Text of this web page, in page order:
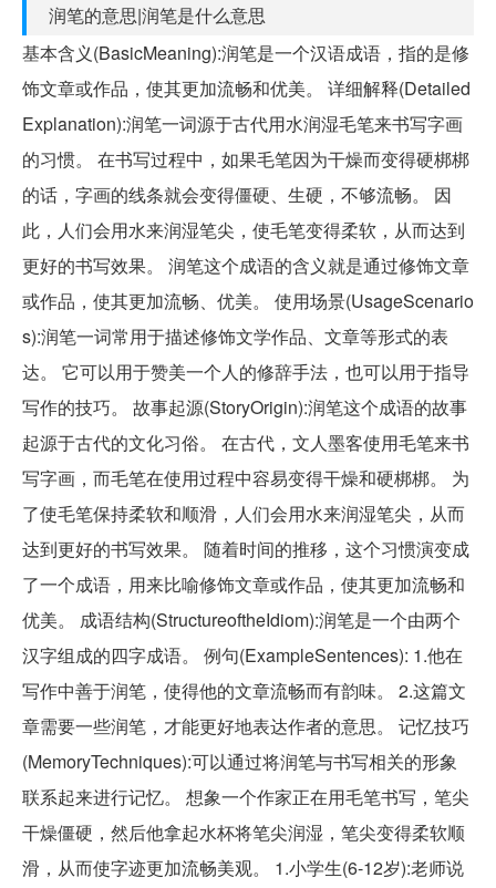
润笔的意思|润笔是什么意思
基本含义(BasicMeaning):润笔是一个汉语成语，指的是修
饰文章或作品，使其更加流畅和优美。 详细解释(Detailed
Explanation):润笔一词源于古代用水润湿毛笔来书写字画
的习惯。 在书写过程中，如果毛笔因为干燥而变得硬梆梆
的话，字画的线条就会变得僵硬、生硬，不够流畅。 因
此，人们会用水来润湿笔尖，使毛笔变得柔软，从而达到
更好的书写效果。 润笔这个成语的含义就是通过修饰文章
或作品，使其更加流畅、优美。 使用场景(UsageScenario
s):润笔一词常用于描述修饰文学作品、文章等形式的表
达。 它可以用于赞美一个人的修辞手法，也可以用于指导
写作的技巧。 故事起源(StoryOrigin):润笔这个成语的故事
起源于古代的文化习俗。 在古代，文人墨客使用毛笔来书
写字画，而毛笔在使用过程中容易变得干燥和硬梆梆。 为
了使毛笔保持柔软和顺滑，人们会用水来润湿笔尖，从而
达到更好的书写效果。 随着时间的推移，这个习惯演变成
了一个成语，用来比喻修饰文章或作品，使其更加流畅和
优美。 成语结构(StructureoftheIdiom):润笔是一个由两个
汉字组成的四字成语。 例句(ExampleSentences): 1.他在
写作中善于润笔，使得他的文章流畅而有韵味。 2.这篇文
章需要一些润笔，才能更好地表达作者的意思。 记忆技巧
(MemoryTechniques):可以通过将润笔与书写相关的形象
联系起来进行记忆。 想象一个作家正在用毛笔书写，笔尖
干燥僵硬，然后他拿起水杯将笔尖润湿，笔尖变得柔软顺
滑，从而使字迹更加流畅美观。 1.小学生(6-12岁):老师说